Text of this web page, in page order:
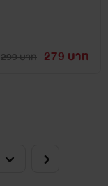
299 บาท 279 บาท